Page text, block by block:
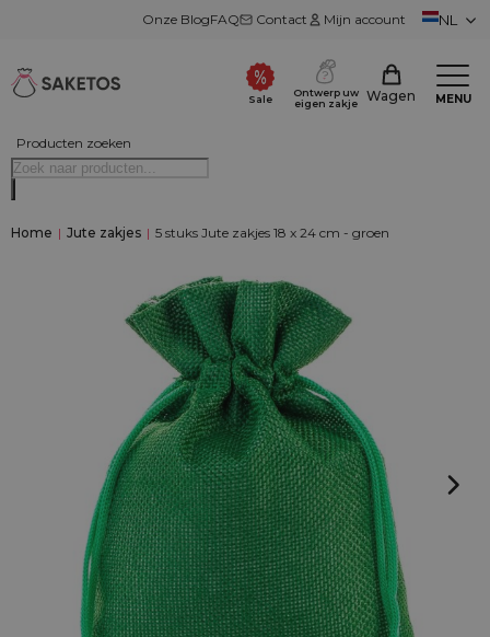
Onze BlogFAQ Contact Mijn account NL
Producten zoeken
Sale
Ontwerp uw
eigen zakje
Wagen MENU
Home | Jute zakjes | 5 stuks Jute zakjes 18 x 24 cm - groen